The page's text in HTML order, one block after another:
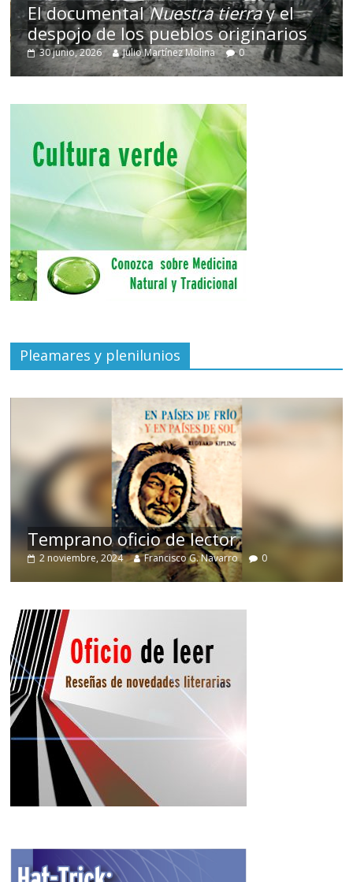
El documentalNuestra tierray el
despojo de los pueblos originarios
30 junio, 2026 Julio Martínez Molina 0
Pleamares y plenilunios
Temprano oficio de lector
2 noviembre, 2024 Francisco G. Navarro 0